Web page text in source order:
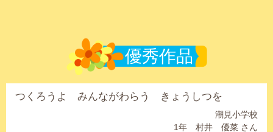
優秀作品
つくろうよ みんながわらう きょうしつを
潮見小学校
1年 村井 優菜 さん